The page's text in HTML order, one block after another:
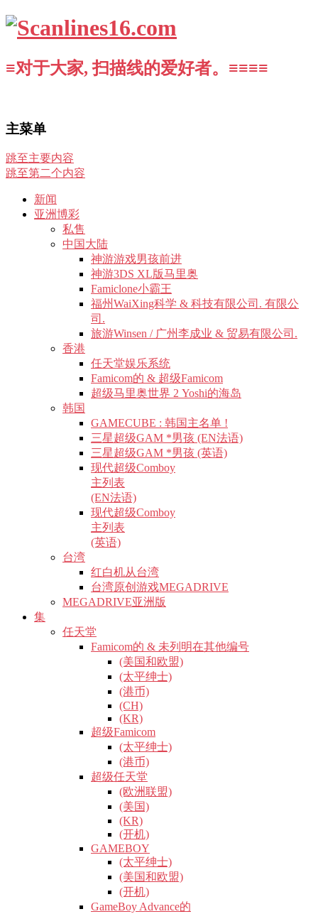
≡对于大家, 扫描线的爱好者。≡≡≡≡
主菜单
跳至主要内容
跳至第二个内容
新闻
亚洲博彩
私售
中国大陆
神游游戏男孩前进
神游3DS XL版马里奥
Famiclone小霸王
福州WaiXing科学 & 科技有限公司. 有限公
司.
旅游Winsen / 广州李成业 & 贸易有限公司.
香港
任天堂娱乐系统
Famicom的 & 超级Famicom
超级马里奥世界 2 Yoshi的海岛
韩国
GAMECUBE : 韩国主名单 !
三星超级GAM *男孩 (EN法语)
三星超级GAM *男孩 (英语)
现代超级Comboy
主列表
(EN法语)
现代超级Comboy
主列表
(英语)
台湾
红白机从台湾
台湾原创游戏MEGADRIVE
MEGADRIVE亚洲版
集
任天堂
Famicom的 & 未列明在其他编号
(美国和欧盟)
(太平绅士)
(港币)
(CH)
(KR)
超级Famicom
(太平绅士)
(港币)
超级任天堂
(欧洲联盟)
(美国)
(KR)
(开机)
GAMEBOY
(太平绅士)
(美国和欧盟)
(开机)
GameBoy Advance的